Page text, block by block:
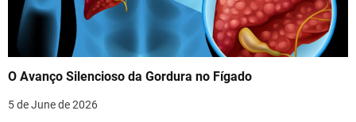
O Avanço Silencioso da Gordura no Fígado
5 de June de 2026